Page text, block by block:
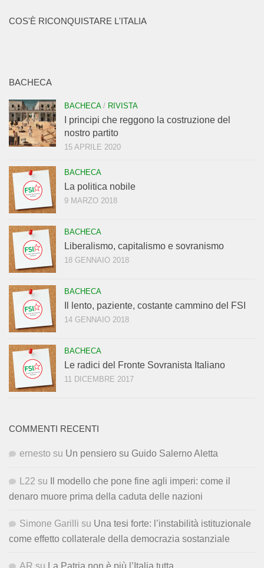
COS'È RICONQUISTARE L'ITALIA
BACHECA
BACHECA/ RIVISTA
I principi che reggono la costruzione del
nostro partito
15 APRILE 2020
BACHECA
La politica nobile
9 MARZO 2018
BACHECA
Liberalismo, capitalismo e sovranismo
18 GENNAIO 2018
BACHECA
Il lento, paziente, costante cammino del FSI
14 GENNAIO 2018
BACHECA
Le radici del Fronte Sovranista Italiano
11 DICEMBRE 2017
COMMENTI RECENTI
ernesto su Un pensiero su Guido Salerno Aletta
L22 su
Il modello che pone fine agli imperi: come il
denaro muore prima della caduta delle nazioni
Simone Garilli su Una tesi forte: l’instabilità istituzionale
come effetto collaterale della democrazia sostanziale
AR su La Patria non è più l’Italia tutta